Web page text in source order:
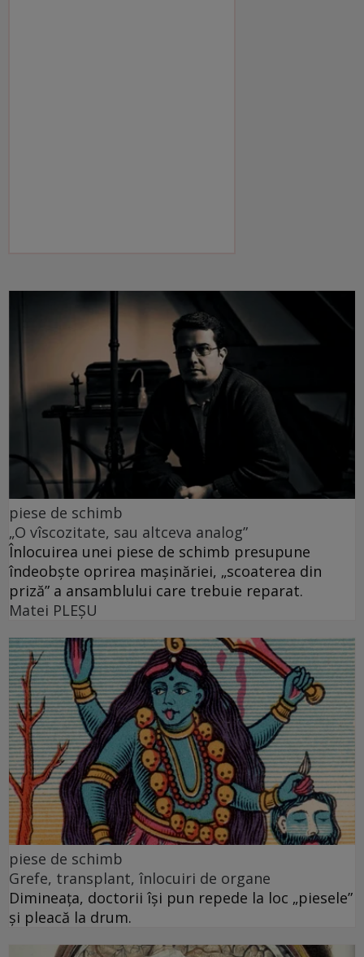
piese de schimb
„O vîscozitate, sau altceva analog”
Înlocuirea unei piese de schimb presupune
îndeobște oprirea mașinăriei, „scoaterea din
priză” a ansamblului care trebuie reparat.
Matei PLEŞU
piese de schimb
Grefe, transplant, înlocuiri de organe
Dimineața, doctorii își pun repede la loc „piesele”
și pleacă la drum.